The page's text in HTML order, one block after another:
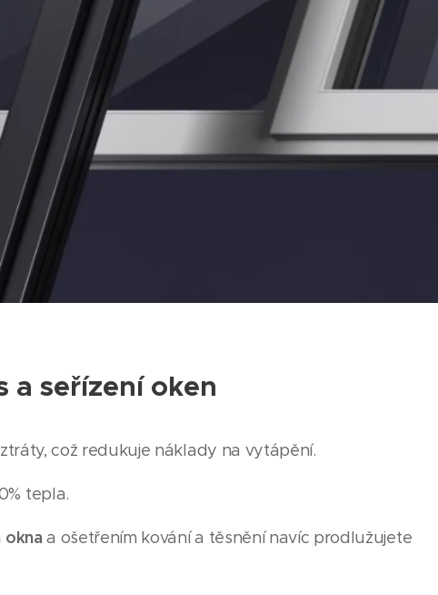
a seřízení oken
což redukuje náklady na vytápění.
tepla.
oknaa ošetřením kování a těsnění navíc prodlužujete